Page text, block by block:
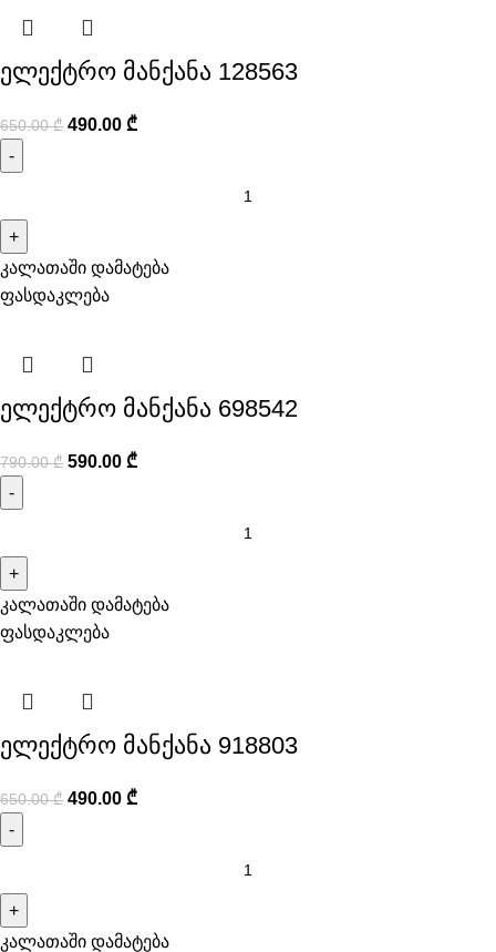
ელექტრო მანქანა 128563
650.00₾ 490.00 ₾
კალათაში დამატება
ფასდაკლება
ელექტრო მანქანა 698542
790.00₾ 590.00 ₾
კალათაში დამატება
ფასდაკლება
ელექტრო მანქანა 918803
650.00₾ 490.00 ₾
კალათაში დამატება